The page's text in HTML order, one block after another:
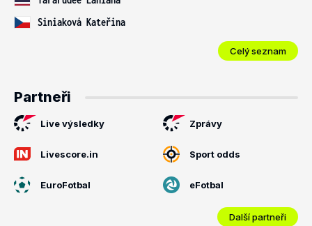
Siniaková Kateřina
Celý seznam
Partneři
Live výsledky Zprávy
Livescore.in Sport odds
EuroFotbal eFotbal
Další partneři